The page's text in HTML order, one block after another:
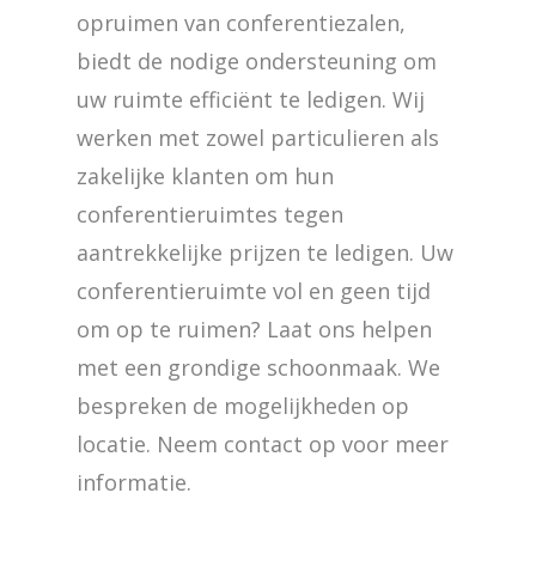
opruimen van conferentiezalen,
biedt de nodige ondersteuning om
uw ruimte efficiënt te ledigen. Wij
werken met zowel particulieren als
zakelijke klanten om hun
conferentieruimtes tegen
aantrekkelijke prijzen te ledigen. Uw
conferentieruimte vol en geen tijd
om op te ruimen? Laat ons helpen
met een grondige schoonmaak. We
bespreken de mogelijkheden op
locatie. Neem contact op voor meer
informatie.